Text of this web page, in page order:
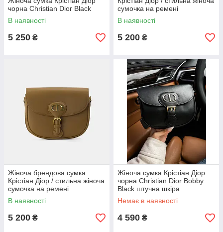
чорна Christian Dior Black
В наявності
5 250 ₴
сумочка на ремені
В наявності
5 200 ₴
Жіноча брендова сумка
Крістіан Діор / стильна жіноча
сумочка на ремені
В наявності
5 200 ₴
Жіноча сумка Крістіан Діор
чорна Christian Dior Bobby
Black штучна шкіра
Немає в наявності
4 590 ₴